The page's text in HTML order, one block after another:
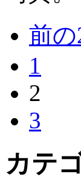
前の
1
2
3
カテ